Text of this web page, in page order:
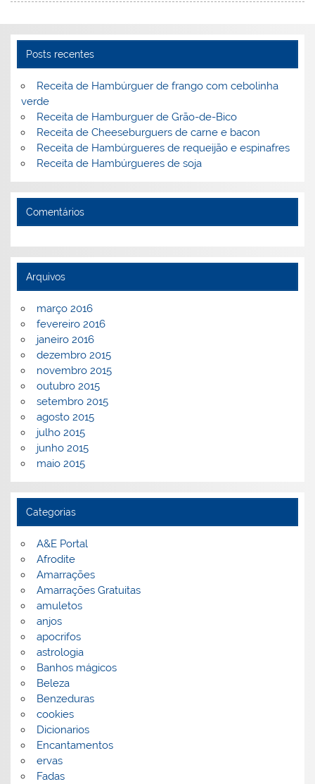
Posts recentes
Receita de Hambúrguer de frango com cebolinha
verde
Receita de Hamburguer de Grão-de-Bico
Receita de Cheeseburguers de carne e bacon
Receita de Hambúrgueres de requeijão e espinafres
Receita de Hambúrgueres de soja
Comentários
Arquivos
março 2016
fevereiro 2016
janeiro 2016
dezembro 2015
novembro 2015
outubro 2015
setembro 2015
agosto 2015
julho 2015
junho 2015
maio 2015
Categorias
A&E Portal
Afrodite
Amarrações
Amarrações Gratuitas
amuletos
anjos
apocrifos
astrologia
Banhos mágicos
Beleza
Benzeduras
cookies
Dicionarios
Encantamentos
ervas
Fadas